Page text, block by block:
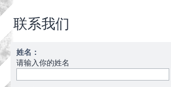
联系我们
姓名：
请输入你的姓名